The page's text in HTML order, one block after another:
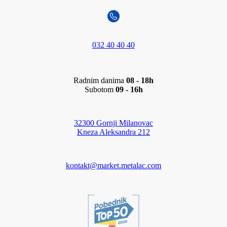
032 40 40 40
Radnim danima 08 - 18h
Subotom 09 - 16h
32300 Gornji Milanovac
Kneza Aleksandra 212
kontakt@market.metalac.com